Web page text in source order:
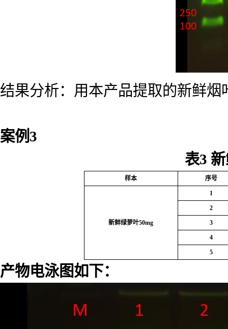
结果分析：用本产品提取的新鲜
案例3
表3
样本 序号
新鲜绿萝叶50mg
1
2
3
4
5
产物电泳图如下：